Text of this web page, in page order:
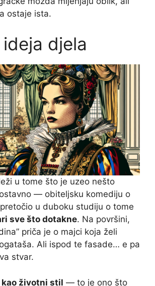
ostaje ista.
djela
u tome što je uzeo nešto
— obiteljsku komediju o
u duboku studiju o tome
sve što dotakne. Na površini,
priča je o majci koja želi
Ali ispod te fasade… e pa
stvar.
životni stil — to je ono što